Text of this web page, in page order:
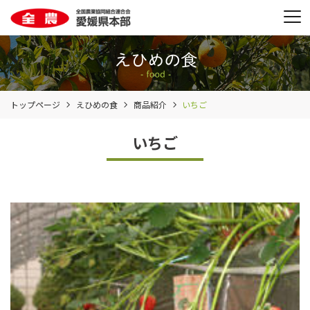
トップページ えひめの食 商品紹介 いちご
いちご